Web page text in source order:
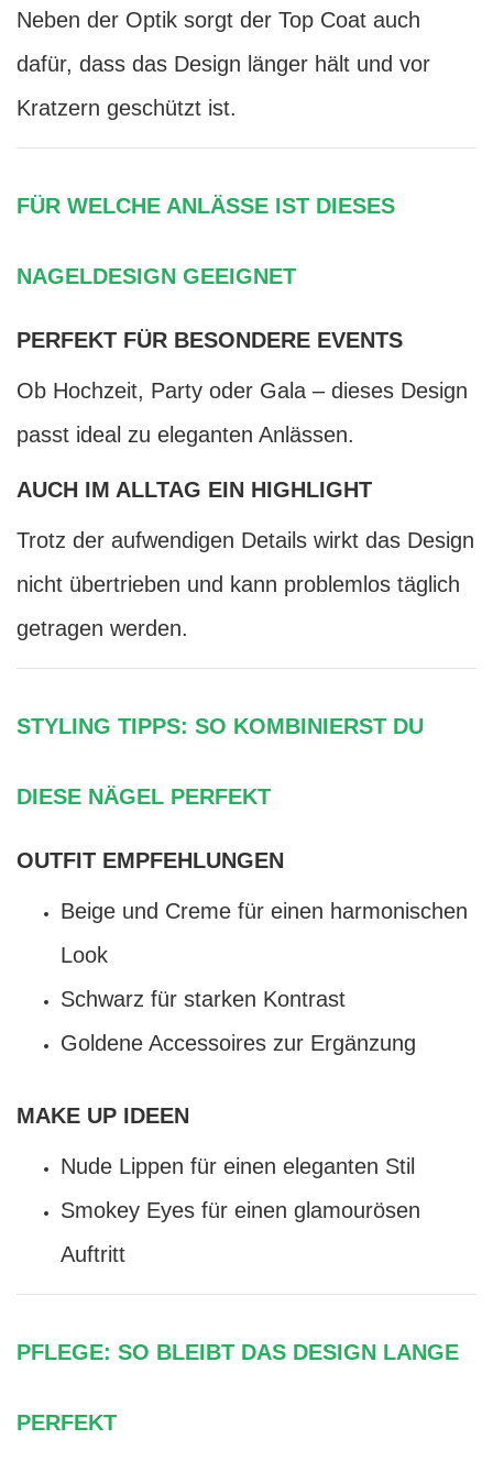
Neben der Optik sorgt der Top Coat auch
dafür, dass das Design länger hält und vor
Kratzern geschützt ist.
FÜR WELCHE ANLÄSSE IST DIESES
NAGELDESIGN GEEIGNET
PERFEKT FÜR BESONDERE EVENTS
Ob Hochzeit, Party oder Gala – dieses Design
passt ideal zu eleganten Anlässen.
AUCH IM ALLTAG EIN HIGHLIGHT
Trotz der aufwendigen Details wirkt das Design
nicht übertrieben und kann problemlos täglich
getragen werden.
STYLING TIPPS: SO KOMBINIERST DU
DIESE NÄGEL PERFEKT
OUTFIT EMPFEHLUNGEN
Beige und Creme für einen harmonischen
Look
Schwarz für starken Kontrast
Goldene Accessoires zur Ergänzung
MAKE UP IDEEN
Nude Lippen für einen eleganten Stil
Smokey Eyes für einen glamourösen
Auftritt
PFLEGE: SO BLEIBT DAS DESIGN LANGE
PERFEKT